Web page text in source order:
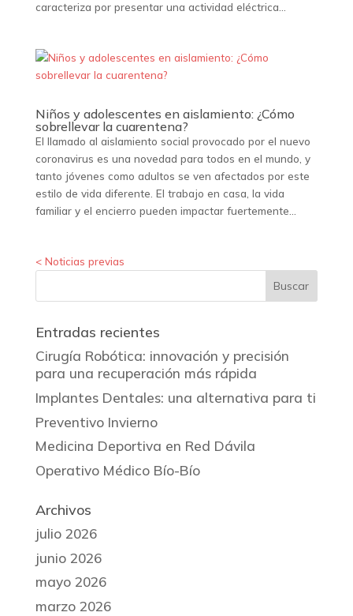
caracteriza por presentar una actividad eléctrica...
Niños y adolescentes en aislamiento: ¿Cómo
sobrellevar la cuarentena?
El llamado al aislamiento social provocado por el nuevo
coronavirus es una novedad para todos en el mundo, y
tanto jóvenes como adultos se ven afectados por este
estilo de vida diferente. El trabajo en casa, la vida
familiar y el encierro pueden impactar fuertemente...
« Entradas más antiguas
Entradas recientes
Cirugía Robótica: innovación y precisión
para una recuperación más rápida
Implantes Dentales: una alternativa para ti
Preventivo Invierno
Medicina Deportiva en Red Dávila
Operativo Médico Bío-Bío
Archivos
julio 2026
junio 2026
mayo 2026
marzo 2026